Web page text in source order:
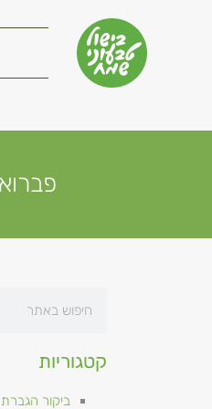
פברואר
קטגוריות
ביקור